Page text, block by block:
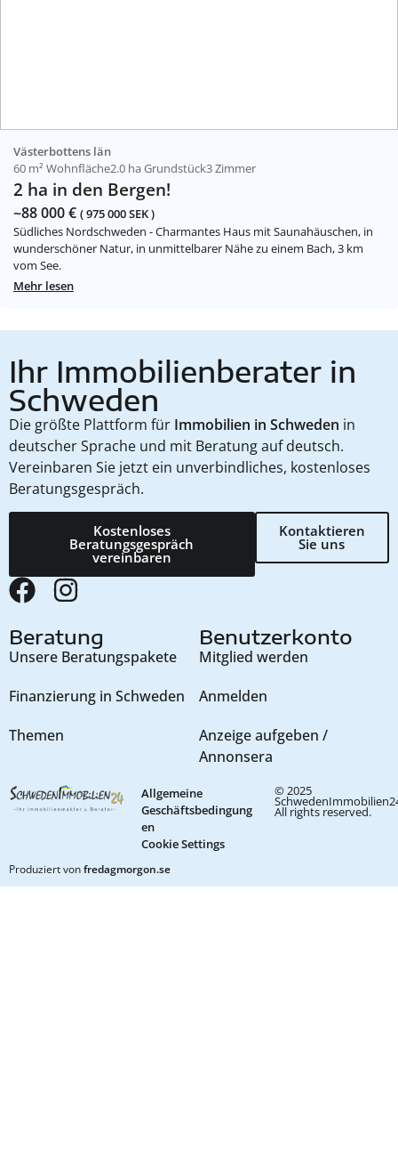
Västerbottens län
60 m² Wohnfläche2.0 ha Grundstück3 Zimmer
2 ha in den Bergen!
~88 000 € ( 975 000 SEK )
Südliches Nordschweden - Charmantes Haus mit Saunahäuschen, in
wunderschöner Natur, in unmittelbarer Nähe zu einem Bach, 3 km
vom See.
Mehr lesen
Ihr Immobilienberater in
Schweden
Die größte Plattform für Immobilien in Schweden in
deutscher Sprache und mit Beratung auf deutsch.
Vereinbaren Sie jetzt ein unverbindliches, kostenloses
Beratungsgespräch.
Kostenloses
Beratungsgespräch
vereinbaren
Kontaktieren
Sie uns
Beratung
Unsere Beratungspakete
Finanzierung in Schweden
Themen
Benutzerkonto
Mitglied werden
Anmelden
Anzeige aufgeben /
Annonsera
© 2025
All rights reserved.
Allgemeine
Geschäftsbedingung
en
Cookie Settings
Produziert vonfredagmorgon.se